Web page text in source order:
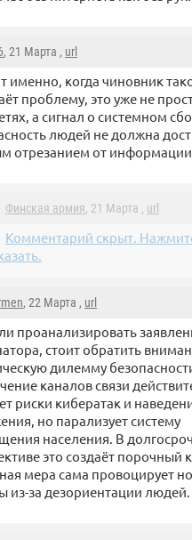
, 21 Марта , url
именно, когда чиновник
проблему, это уже не
а сигнал о системном
людей не должна
отрезанием от
Финская армия, 21 Марта , url
Комментарий скрыт.
, 22 Марта , url
проанализировать
стоит обратить
дилемму
каналов связи
риски кибератак и
но парализует систему
населения. В
это создаёт порочный
мера сама провоцирует
из-за дезориентации людей.